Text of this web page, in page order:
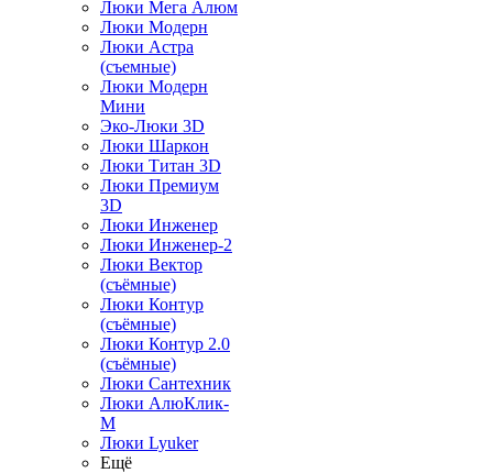
Люки Мега Алюм
Люки Модерн
Люки Астра
(съемные)
Люки Модерн
Мини
Эко-Люки 3D
Люки Шаркон
Люки Титан 3D
Люки Премиум
3D
Люки Инженер
Люки Инженер-2
Люки Вектор
(съёмные)
Люки Контур
(съёмные)
Люки Контур 2.0
(съёмные)
Люки Сантехник
Люки АлюКлик-
М
Люки Lyuker
Ещё